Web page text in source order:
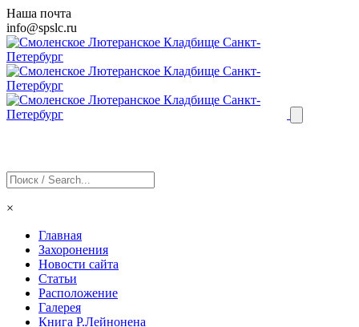
Наша почта
info@spslc.ru
×
Главная
Захоронения
Новости сайта
Статьи
Расположение
Галерея
Книга Р.Лейнонена